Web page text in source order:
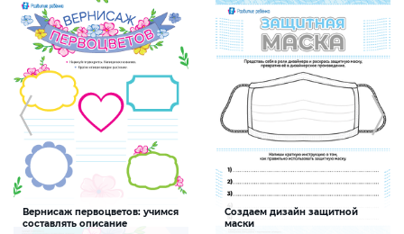
Вернисаж первоцветов: учимся
составлять описание
Создаем дизайн защитной
маски